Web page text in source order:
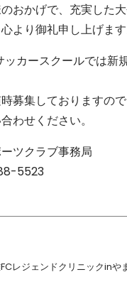
おかげで、充実した
より御礼申し上げます
ッカースクールでは新
募集しておりますの
わせください。
ツクラブ事務局
5523
ジェンドクリニックinやまびこドーム